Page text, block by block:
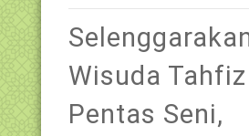
Wisuda
Pentas Seni,